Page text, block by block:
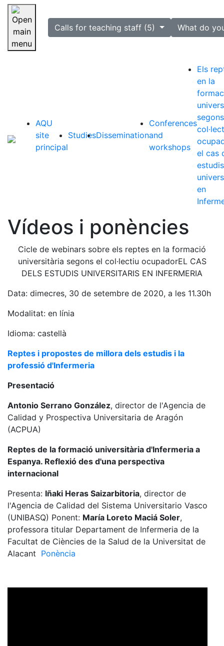
Skip navigation
selectedCalls for teaching staff (5) What do
AQU
site
principal
StudiesDissemination
Conferences
and
workshops
Els
en la
el cas
estudis
en
Vídeos i ponències
Cicle de webinars sobre els reptes en la formació
universitària segons el col·lectiu ocupadorEL CAS
DELS ESTUDIS UNIVERSITARIS EN INFERMERIA
Data: dimecres, 30 de setembre de 2020, a les 11.30h
Modalitat: en línia
Idioma: castellà
Reptes i propostes de millora dels estudis i la
professió d'Infermeria
Presentació
Antonio Serrano González, director de l'Agencia de
Calidad y Prospectiva Universitaria de Aragón
(ACPUA)
Reptes de la formació universitària d'Infermeria a
Espanya. Reflexió des d'una perspectiva
internacional
Presenta: Iñaki Heras Saizarbitoria, director de
l'Agencia de Calidad del Sistema Universitario Vasco
(UNIBASQ) Ponent: María Loreto Maciá Soler,
professora titular Departament de Infermeria de la
Facultat de Ciències de la Salud de la Universitat de
Alacant Ponència